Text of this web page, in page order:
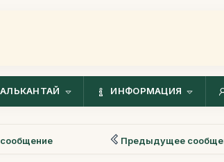
ИНФОРМАЦИЯ
Предыдущее